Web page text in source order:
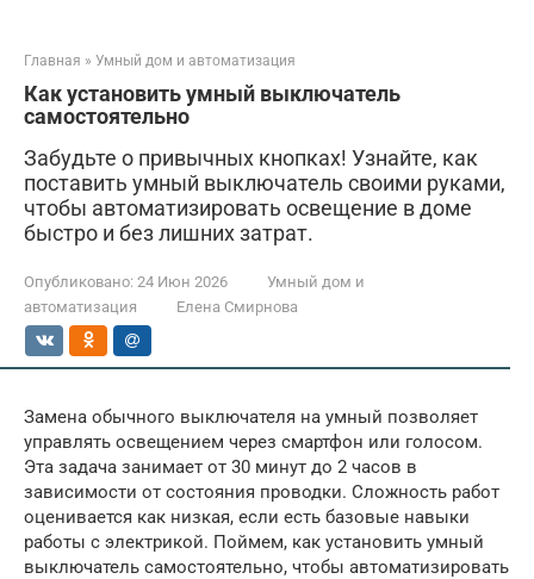
Главная » Умный дом и автоматизация
Как установить умный выключатель
самостоятельно
Забудьте о привычных кнопках! Узнайте, как
поставить умный выключатель своими руками,
чтобы автоматизировать освещение в доме
быстро и без лишних затрат.
Опубликовано: 24 Июн 2026
Умный дом и
автоматизация
Елена Смирнова
Замена обычного выключателя на умный позволяет
управлять освещением через смартфон или голосом.
Эта задача занимает от 30 минут до 2 часов в
зависимости от состояния проводки. Сложность работ
оценивается как низкая, если есть базовые навыки
работы с электрикой. Поймем, как установить умный
выключатель самостоятельно, чтобы автоматизировать